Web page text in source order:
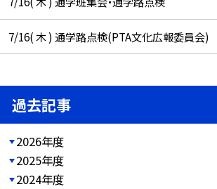
7/16( 木 ) 通学路点検(PTA文化広報委員会)
過去記事
2026年度
2025年度
2024年度